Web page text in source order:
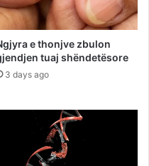
e thonjve zbulon
tuaj shëndetësore
3 days ago